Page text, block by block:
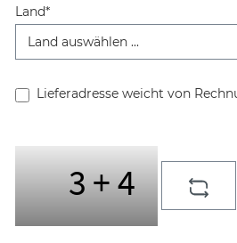
Land*
Lieferadresse weicht von